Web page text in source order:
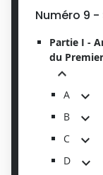
Numéro 9
Partie I -
du
A
B
C
D